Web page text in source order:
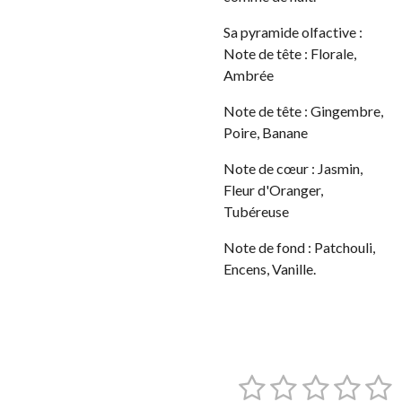
Sa pyramide olfactive :
Note de tête : Florale,
Ambrée
Note de tête : Gingembre,
Poire, Banane
Note de cœur : Jasmin,
Fleur d'Oranger,
Tubéreuse
Note de fond : Patchouli,
Encens, Vanille.
1 2 3 4 5